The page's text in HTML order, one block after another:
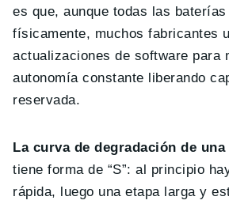
es que, aunque todas las
físicamente, muchos fabricantes
actualizaciones de software para
autonomía constante liberando
reservada.
La curva de degradación de
tiene forma de “S”: al principio
rápida, luego una etapa larga y